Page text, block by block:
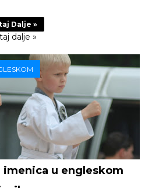
Dalje »
dalje »
imenica u engleskom